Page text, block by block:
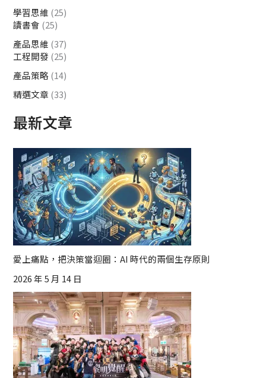
學習思維 (25)
讀書會 (25)
產品思維 (37)
工程開發 (25)
產品策略 (14)
精選文章 (33)
最新文章
愛上痛點，把決策當迴圈：AI 時代的兩個生存原則
2026 年 5 月 14 日